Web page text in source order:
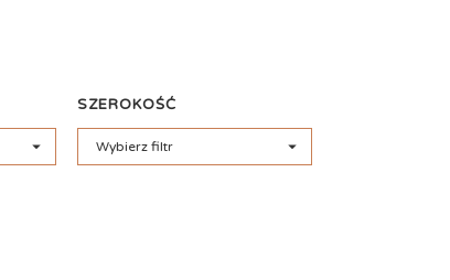

SZEROKOŚĆ
Wybierz filtr 